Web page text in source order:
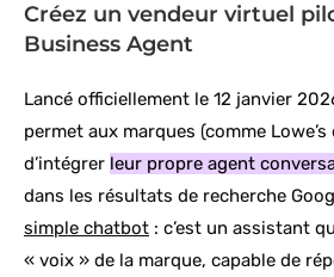
Créez un vendeur virtuel
Business Agent
Lancé officiellement le 12 janvier
permet aux marques (comme Lowe’s
d’intégrer leur propre agent
dans les résultats de recherche
simple chatbot : c’est un assistant
« voix » de la marque, capable de